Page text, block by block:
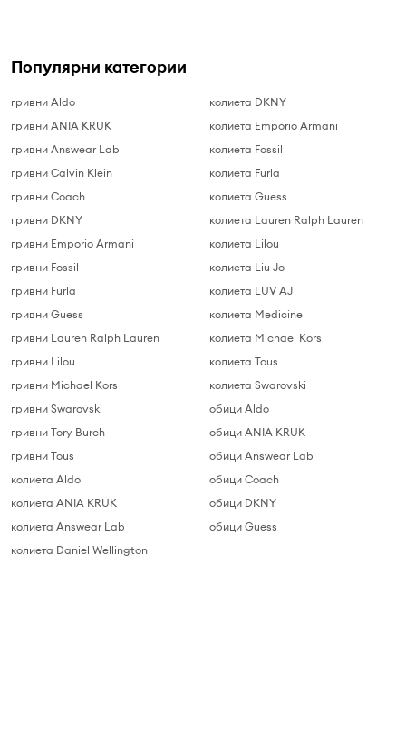
Популярни категории
гривни Aldo
гривни ANIA KRUK
гривни Answear Lab
гривни Calvin Klein
гривни Coach
гривни DKNY
гривни Emporio Armani
гривни Fossil
гривни Furla
гривни Guess
гривни Lauren Ralph Lauren
гривни Lilou
гривни Michael Kors
гривни Swarovski
гривни Tory Burch
гривни Tous
колиета Aldo
колиета ANIA KRUK
колиета Answear Lab
колиета Daniel Wellington
колиета DKNY
колиета Emporio Armani
колиета Fossil
колиета Furla
колиета Guess
колиета Lauren Ralph Lauren
колиета Lilou
колиета Liu Jo
колиета LUV AJ
колиета Medicine
колиета Michael Kors
колиета Tous
колиета Swarovski
обици Aldo
обици ANIA KRUK
обици Answear Lab
обици Coach
обици DKNY
обици Guess